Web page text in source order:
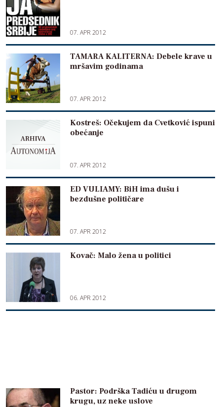
07. APR 2012
TAMARA KALITERNA: Debele krave u
mršavim godinama
07. APR 2012
Kostreš: Očekujem da Cvetković ispuni
obećanje
07. APR 2012
ED VULIAMY: BiH ima dušu i
bezdušne političare
07. APR 2012
Kovač: Malo žena u politici
06. APR 2012
Pastor: Podrška Tadiću u drugom
krugu, uz neke uslove